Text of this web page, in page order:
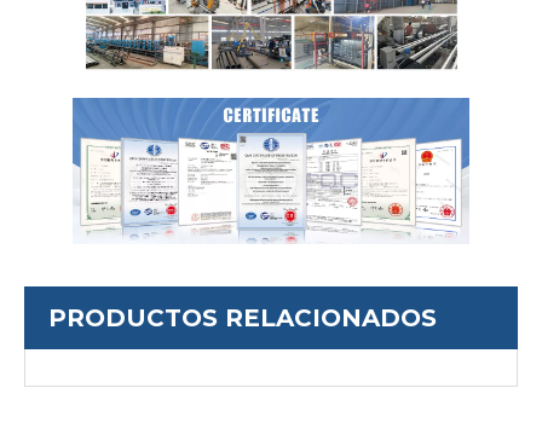
PRODUCTOS RELACIONADOS